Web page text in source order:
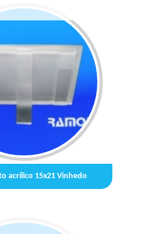
acrílico 15x21 Vinhedo